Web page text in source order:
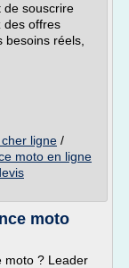
de souscrire
des offres
réels,
ligne /
moto en ligne
moto
moto ? Leader